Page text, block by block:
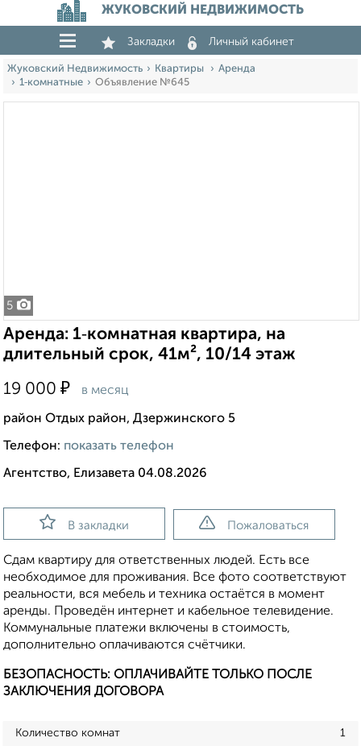
ЖУКОВСКИЙ НЕДВИЖИМОСТЬ
Закладки Личный кабинет
Жуковский Недвижимость Квартиры
Аренда
1‑комнатные
Объявление №645
5
Аренда: 1‑комнатная квартира, на
длительный срок, 41м², 10/14 этаж
19 000 ₽ в месяц
район Отдых район, Дзержинского 5
Телефон: показать телефон
Агентство, Елизавета 04.08.2026
В закладки Пожаловаться
Сдам квартиру для ответственных людей. Есть все
необходимое для проживания. Все фото соответствуют
реальности, вся мебель и техника остаётся в момент
аренды. Проведён интернет и кабельное телевидение.
Коммунальные платежи включены в стоимость,
дополнительно оплачиваются счётчики.
БЕЗОПАСНОСТЬ: ОПЛАЧИВАЙТЕ ТОЛЬКО ПОСЛЕ
ЗАКЛЮЧЕНИЯ ДОГОВОРА
Количество комнат 1